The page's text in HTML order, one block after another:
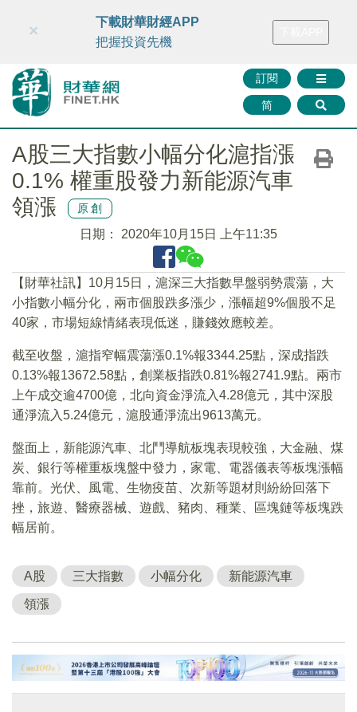
財華智庫網 FINTV FINMETA 財華證券 媒體矩陣
訂閱
简
×
下載財華財經APP
把握投資先機
A股三大指數小幅分化滬指漲
0.1% 權重股發力新能源汽車
領漲
原創
日期： 2020年10月15日 上午11:35
【財華社訊】10月15日，滬深三大指數早盤弱勢震蕩，大
小指數小幅分化，兩市個股跌多漲少，漲幅超9%個股不足
40家，市場短線情緒表現低迷，賺錢效應較差。
截至收盤，滬指窄幅震蕩漲0.1%報3344.25點，深成指跌
0.13%報13672.58點，創業板指跌0.81%報2741.9點。兩市
上午成交逾4700億，北向資金淨流入4.28億元，其中深股
通淨流入5.24億元，滬股通淨流出9613萬元。
盤面上，新能源汽車、北鬥導航板塊表現較強，大金融、煤
炭、銀行等權重板塊盤中發力，家電、電器儀表等板塊漲幅
靠前。光伏、風電、生物疫苗、次新等題材則紛紛回落下
挫，旅遊、醫療器械、遊戲、豬肉、種業、區塊鏈等板塊跌
幅居前。
A股 三大指數 小幅分化 新能源汽車
領漲